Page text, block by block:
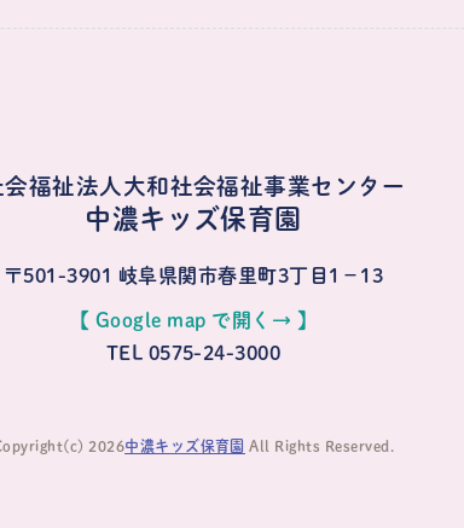
会福祉法人大和社会福祉事業センター
中濃キッズ保育園
〒501-3901 岐阜県関市春里町3丁目1−13
【 Google map で開く→ 】
TEL 0575-24-3000
2026中濃キッズ保育園 All Rights Reserved.